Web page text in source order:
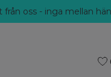
från oss - inga mellan